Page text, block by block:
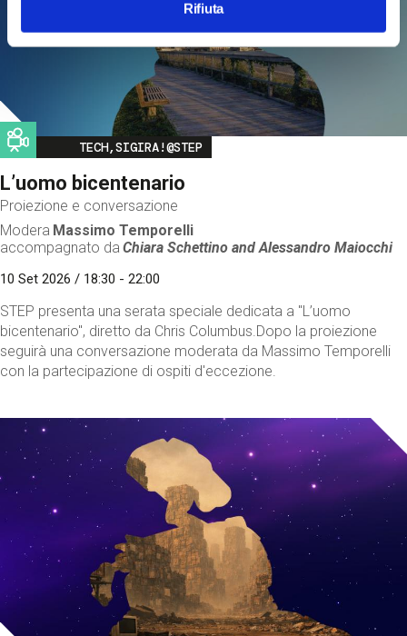
Rifiuta
Image
TECH,SIGIRA!@STEP
L’uomo bicentenario
Proiezione e conversazione
Modera Massimo Temporelli
accompagnato da Chiara Schettino andAlessandro Maiocchi
10 Set 2026 / 18:30 - 22:00
STEP presenta una serata speciale dedicata a "L’uomo
bicentenario", diretto da Chris Columbus.Dopo la proiezione
seguirà una conversazione moderata da Massimo Temporelli
con la partecipazione di ospiti d'eccezione.